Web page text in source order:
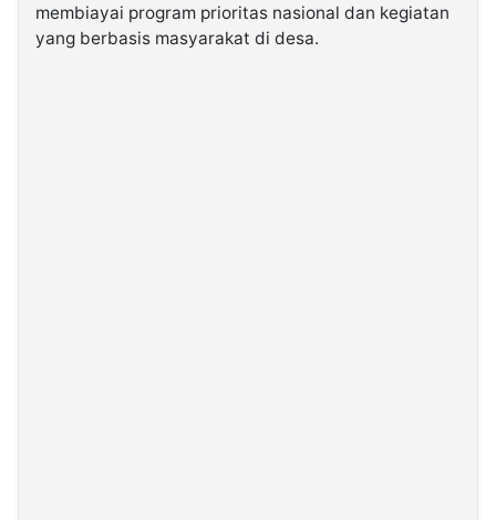
Kabarbaru
membiayai program prioritas nasional dan kegiatan
yang berbasis masyarakat di desa.